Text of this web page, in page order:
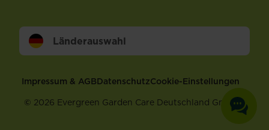
Länderauswahl
Footer
Impressum & AGBDatenschutzCookie-Einstellungen
© 2026 Evergreen Garden Care Deutschland GmbH